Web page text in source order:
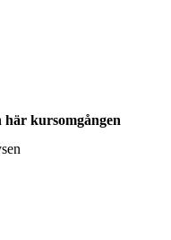
kursomgången